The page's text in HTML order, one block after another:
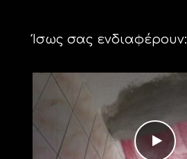
Ίσως σας ενδιαφέρουν: